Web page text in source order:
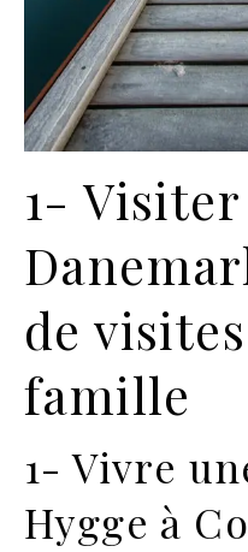
1-
de
famille
1- Vivre
Hygge à